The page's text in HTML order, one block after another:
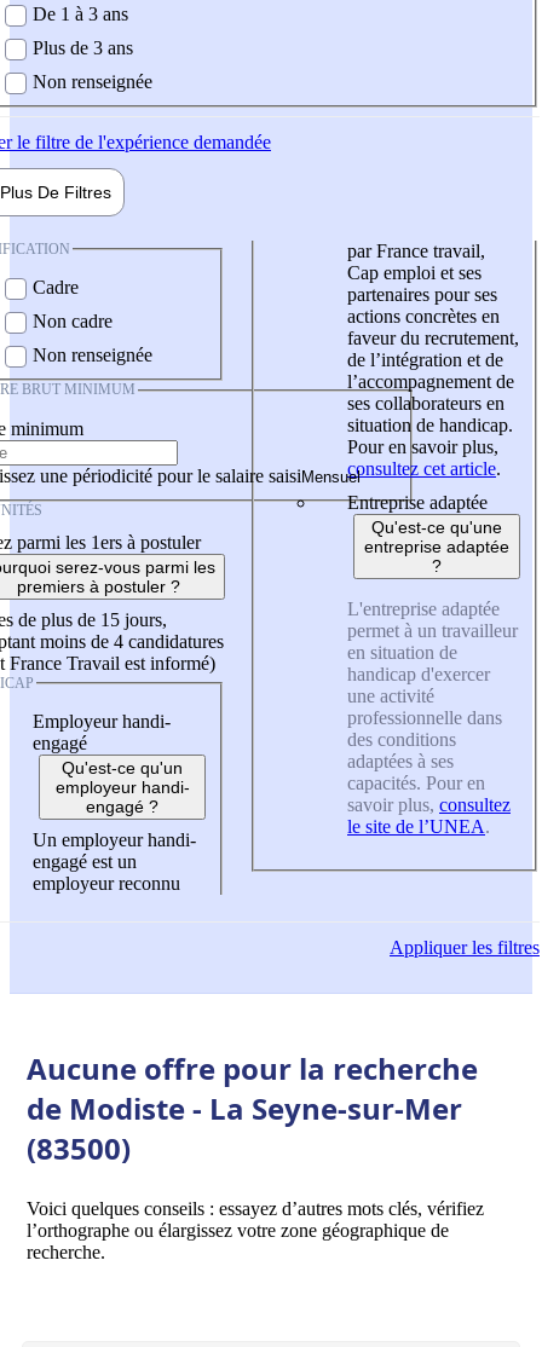
De 1 à 3 ans
Plus de 3 ans
Non renseignée
le filtre de l'expérience demandée
Plus De Filtres
Cadre
Non cadre
Non renseignée
BRUT MINIMUM
minimum
une périodicité pour le salaire saisi
parmi les 1ers à postuler
serez-vous parmi les
premiers à postuler ?
de plus de 15 jours,
moins de 4 candidatures
France Travail est informé)
Employeur handi-
engagé
Qu'est-ce qu'un
employeur handi-
engagé ?
Un employeur handi-
engagé est un
employeur reconnu
par France travail,
Cap emploi et ses
partenaires pour ses
actions concrètes en
faveur du recrutement,
de l’intégration et de
l’accompagnement de
ses collaborateurs en
situation de handicap.
Pour en savoir plus,
consultez cet article.
Entreprise adaptée
Qu'est-ce qu'une
entreprise adaptée
?
L'entreprise adaptée
permet à un travailleur
en situation de
handicap d'exercer
une activité
professionnelle dans
des conditions
adaptées à ses
capacités. Pour en
savoir plus, consultez
le site de l’UNEA.
Appliquerles filtres
Aucune offre pour la recherche
de Modiste - La Seyne-sur-Mer
(83500)
Voici quelques conseils : essayez d’autres mots clés, vérifiez
l’orthographe ou élargissez votre zone géographique de
recherche.